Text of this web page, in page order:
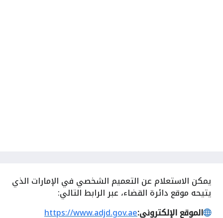
يمكن الاستعلام عن التعميم الشخصي في الإمارات الذي
يتيحه موقع دائرة القضاء، عبر الرابط التالي:
الموقع الإلكتروني:https://www.adjd.gov.ae